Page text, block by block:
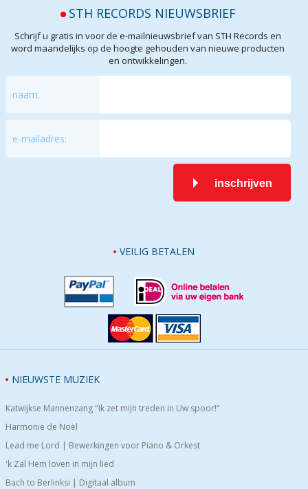
STH RECORDS NIEUWSBRIEF
Schrijf u gratis in voor de e-mailnieuwsbrief van STH Records en
word maandelijks op de hoogte gehouden van nieuwe producten
en ontwikkelingen.
naam:
e-mailadres:
inschrijven
VEILIG BETALEN
NIEUWSTE MUZIEK
Katwijkse Mannenzang "Ik zet mijn treden in Uw spoor!"
Harmonie de Noël
Lead me Lord | Bewerkingen voor Piano & Orkest
'k Zal Hem loven in mijn lied
Bach to Berlinksi | Digitaal album